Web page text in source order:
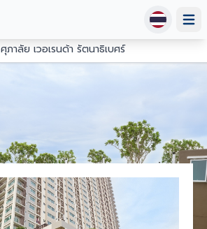
ศุภาลัย เวอเรนด้า รัตนาธิเบศร์